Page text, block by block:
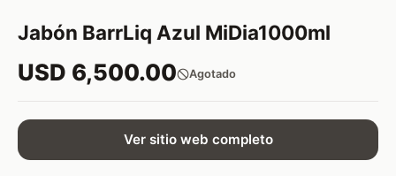
Jabón BarrLiq Azul MiDia1000ml
USD 6,500.00 Agotado
Ver sitio web completo